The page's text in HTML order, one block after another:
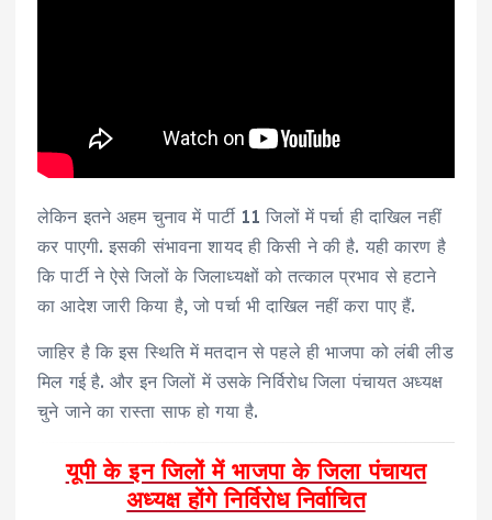
लेकिन इतने अहम चुनाव में पार्टी 11 जिलों में पर्चा ही दाखिल नहीं
कर पाएगी. इसकी संभावना शायद ही किसी ने की है. यही कारण है
कि पार्टी ने ऐसे जिलों के जिलाध्यक्षों को तत्काल प्रभाव से हटाने
का आदेश जारी किया है, जो पर्चा भी दाखिल नहीं करा पाए हैं.
जाहिर है कि इस स्थिति में मतदान से पहले ही भाजपा को लंबी लीड
मिल गई है. और इन जिलों में उसके निर्विरोध जिला पंचायत अध्यक्ष
चुने जाने का रास्ता साफ हो गया है.
यूपी के इन जिलों में भाजपा के जिला पंचायत
अध्यक्ष होंगे निर्विरोध निर्वाचित